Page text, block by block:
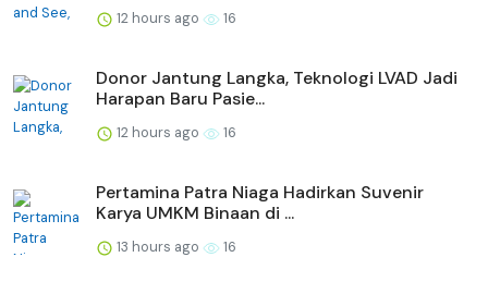
12 hours ago 16
Donor Jantung Langka, Teknologi LVAD Jadi
Harapan Baru Pasie...
12 hours ago 16
Pertamina Patra Niaga Hadirkan Suvenir
Karya UMKM Binaan di ...
13 hours ago 16